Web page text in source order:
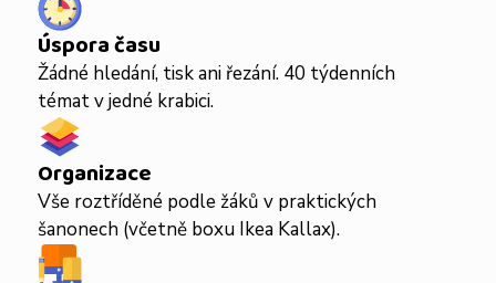
Úspora času
Žádné hledání, tisk ani řezání. 40 týdenních
témat v jedné krabici.
Organizace
Vše roztříděné podle žáků v praktických
šanonech (včetně boxu Ikea Kallax).